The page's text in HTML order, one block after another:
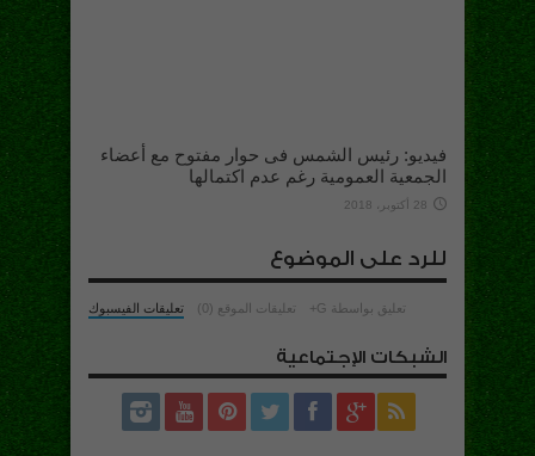
فيديو: رئيس الشمس فى حوار مفتوح مع أعضاء
الجمعية العمومية رغم عدم اكتمالها
28 أكتوبر، 2018
للرد على الموضوع
تعليقات الفيسبوك تعليقات الموقع (0) تعليق بواسطة G+
الشبكات الإجتماعية